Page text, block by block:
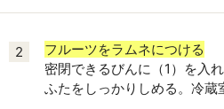
2
フルーツをラムネにつける
密閉できるびんに（1）を入
ふたをしっかりしめる。冷蔵